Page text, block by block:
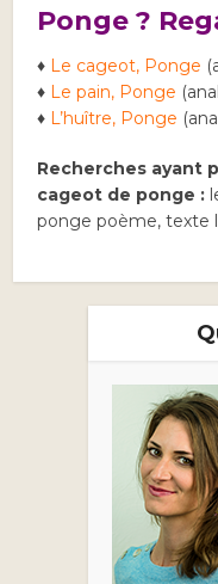
Ponge ?
♦ Le cageot, Ponge
♦ Le pain, Ponge
♦ L’huître, Ponge
Recherches ayant
cageot de ponge :
ponge poème, texte